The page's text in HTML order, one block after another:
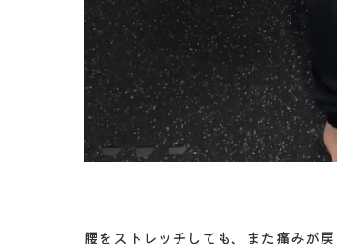
腰をストレッチしても、また痛みが戻